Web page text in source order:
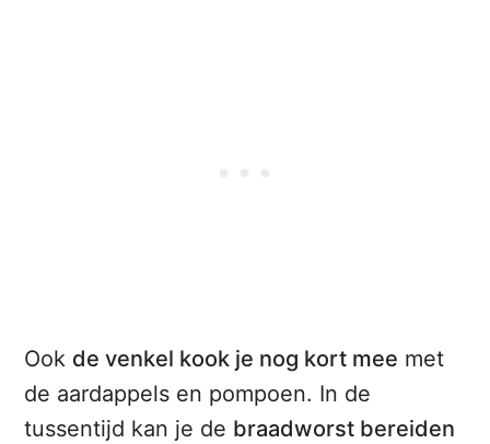
Ook de venkel kook je nog kort mee met
de aardappels en pompoen. In de
tussentijd kan je de braadworst bereiden